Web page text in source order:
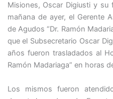
Misiones, Oscar Digiusti y
mañana de ayer, el Gerente
de Agudos “Dr. Ramón
que el Subsecretario Oscar
años fueron trasladados al
Ramón Madariaga” en horas
Los mismos fueron